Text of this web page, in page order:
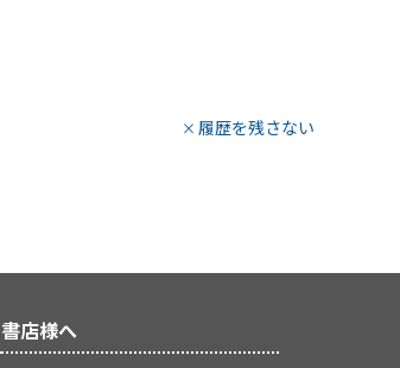
履歴を残さない
書店様へ